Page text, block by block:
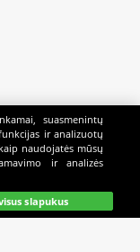
Kazino
suasmenintų
ir analizuotų
naudojatės mūsų
ir analizės
slapukus